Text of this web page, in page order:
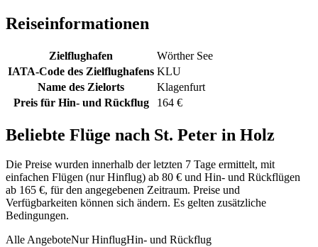
Reiseinformationen
Zielflughafen
Wörther See
IATA-Code des Zielflughafens KLU
Name des Zielorts
Klagenfurt
Preis für Hin- und Rückflug
164 €
Beliebte Flüge nach St. Peter in Holz
Die Preise wurden innerhalb der letzten 7 Tage ermittelt, mit
einfachen Flügen (nur Hinflug) ab 80 € und Hin- und Rückflügen
ab 165 €, für den angegebenen Zeitraum. Preise und
Verfügbarkeiten können sich ändern. Es gelten zusätzliche
Bedingungen.
Alle AngeboteNur HinflugHin- und Rückflug